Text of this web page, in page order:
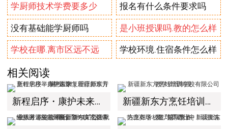
学厨师技术学费要多少 报名有什么条件要求吗
没有基础能学厨师吗 是小班授课吗.教的怎么样
学校在哪.离市区远不远 学校环境.住宿条件怎么样
相关阅读
新程启序・康护未来｜新疆新东方烹饪学校举办中医康复理疗师班开幕仪式！ 新疆新东方烹饪培训学校有限公司教学管理制度